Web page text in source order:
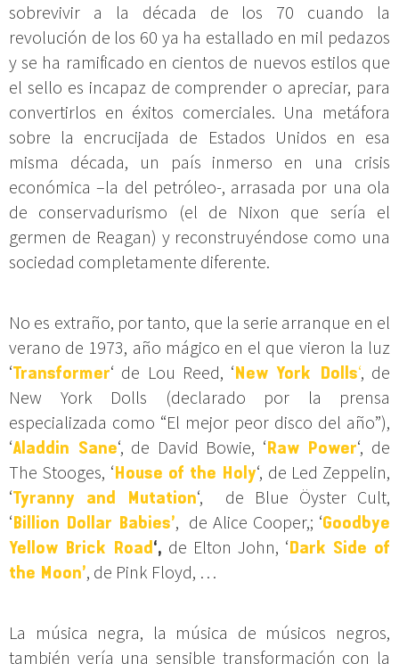
sobrevivir a la década de los 70 cuando la
revolución de los 60 ya ha estallado en mil pedazos
y se ha ramificado en cientos de nuevos estilos que
el sello es incapaz de comprender o apreciar, para
convertirlos en éxitos comerciales. Una metáfora
sobre la encrucijada de Estados Unidos en esa
misma década, un país inmerso en una crisis
económica –la del petróleo-, arrasada por una ola
de conservadurismo (el de Nixon que sería el
germen de Reagan) y reconstruyéndose como una
sociedad completamente diferente.
No es extraño, por tanto, que la serie arranque en el
verano de 1973, año mágico en el que vieron la luz
‘Transformer‘ de Lou Reed, ‘New York Dolls‘, de
New York Dolls (declarado por la prensa
especializada como “El mejor peor disco del año”),
‘Aladdin Sane‘, de David Bowie, ‘Raw Power‘, de
The Stooges, ‘House of the Holy‘, de Led Zeppelin,
‘Tyranny and Mutation‘, de Blue Öyster Cult,
‘Billion Dollar Babies’, de Alice Cooper,; ‘Goodbye
Yellow Brick Road‘, de Elton John, ‘Dark Side of
the Moon’, de Pink Floyd, …
La música negra, la música de músicos negros,
también vería una sensible transformación con la